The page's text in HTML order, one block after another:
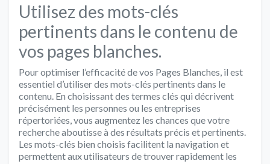
Utilisez des mots-clés
pertinents dans le contenu de
vos pages blanches.
Pour optimiser l’efficacité de vos Pages Blanches, il est
essentiel d’utiliser des mots-clés pertinents dans le
contenu. En choisissant des termes clés qui décrivent
précisément les personnes ou les entreprises
répertoriées, vous augmentez les chances que votre
recherche aboutisse à des résultats précis et pertinents.
Les mots-clés bien choisis facilitent la navigation et
permettent aux utilisateurs de trouver rapidement les